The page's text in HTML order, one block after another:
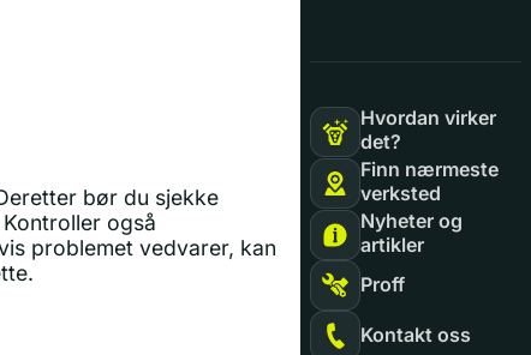
bør du sjekke
også
problemet vedvarer, kan
Hvordan virker
det?
Finn nærmeste
verksted
Nyheter og
artikler
Proff
Kontakt oss